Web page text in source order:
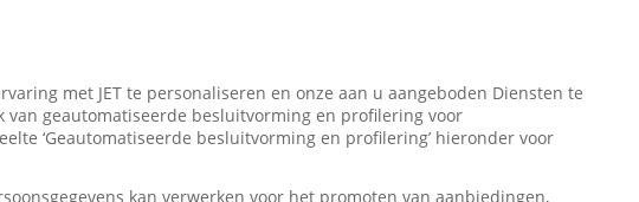
met JET te personaliseren en onze aan u aangeboden Diensten te
geautomatiseerde besluitvorming en profilering voor
‘Geautomatiseerde besluitvorming en profilering’ hieronder voor
kan verwerken voor het promoten van aanbiedingen,